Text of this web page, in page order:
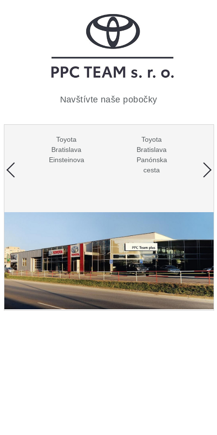
Navštívte naše pobočky
Toyota
Bratislava
Einsteinova
Toyota
Bratislava
Panónska
cesta